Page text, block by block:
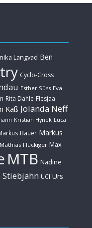
Langvad Ben
Cyclo-Cross
Esther Süss Eva
Rita Dahle-Flesjaa
Käß Jolanda Neff
Kristian Hynek Luca
Bauer Markus
Mathias Flückiger Max
MTB Nadine
UCI Urs